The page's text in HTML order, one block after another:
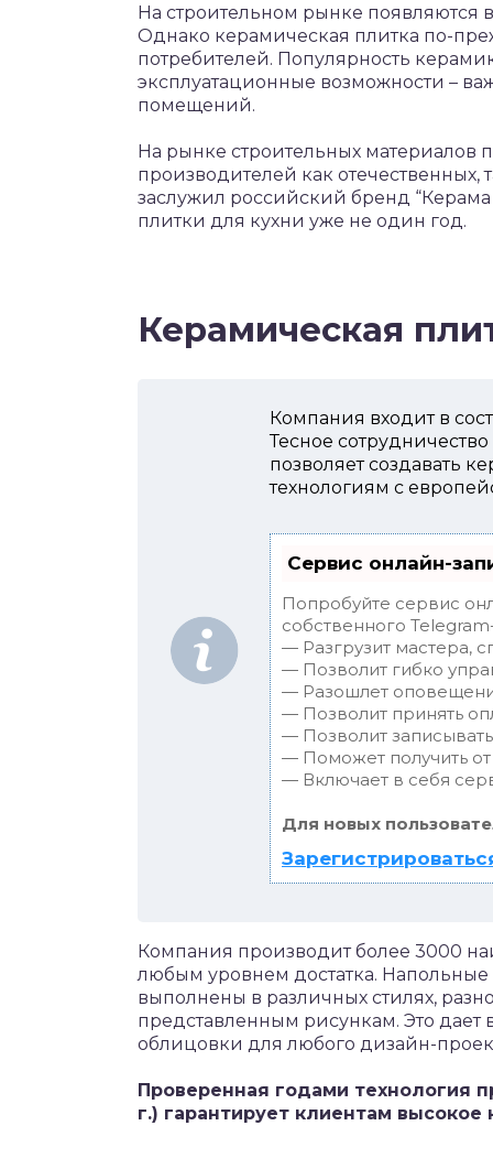
На строительном рынке появляются
Однако керамическая плитка по-
потребителей. Популярность
эксплуатационные возможности –
помещений.
На рынке строительных материалов
производителей как
заслужил российский бренд
плитки для кухни уже не один год.
Керамическая
Компания входит в
Тесное
позволяет создавать
технологиям с
Сервис онлайн-
Попробуйте сервис
собственного
— Разгрузит мастера,
— Позволит гибко
— Разошлет
— Позволит принять
— Позволит
— Поможет получить
— Включает в себя
Для новых
Компания производит более 3000
любым уровнем достатка.
выполнены в различных стилях,
представленным рисункам. Это
облицовки для любого дизайн-
Проверенная годами технология
г.) гарантирует клиентам высокое